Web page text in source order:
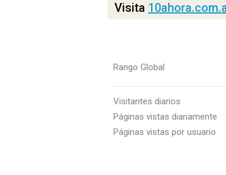
Visita
Rango Global
Visitantes diarios
Páginas vistas diariamente
Páginas vistas por usuario